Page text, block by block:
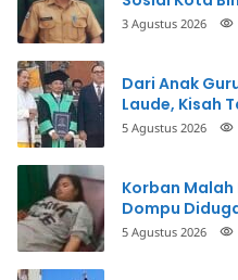
3 Agustus 2026
Dari Anak
Laude, Kisah
5 Agustus 2026
Korban Malah
Dompu
Penganiayaan
5 Agustus 2026